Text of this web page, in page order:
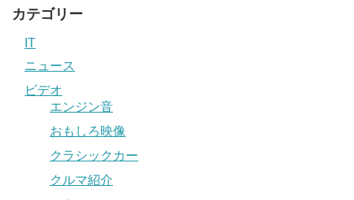
カテゴリー
IT
ニュース
ビデオ
エンジン音
おもしろ映像
クラシックカー
クルマ紹介